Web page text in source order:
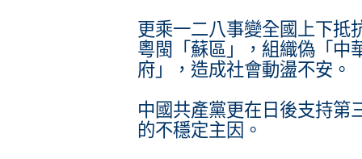
更乘一二八事變全國上下抵
粵閩「蘇區」，組織偽「中
府」，造成社會動盪不安。
中國共產黨更在日後支持第
的不穩定主因。